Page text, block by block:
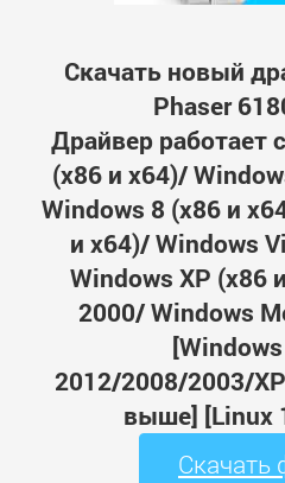
Скачать новый
Phaser
Драйвер работает
(x86 и x64)/
Windows 8 (x86 и
и x64)/ Windows
Windows XP (x86
2000/ Windows
2012/2008/2003/
выше] [Linux
Скачать